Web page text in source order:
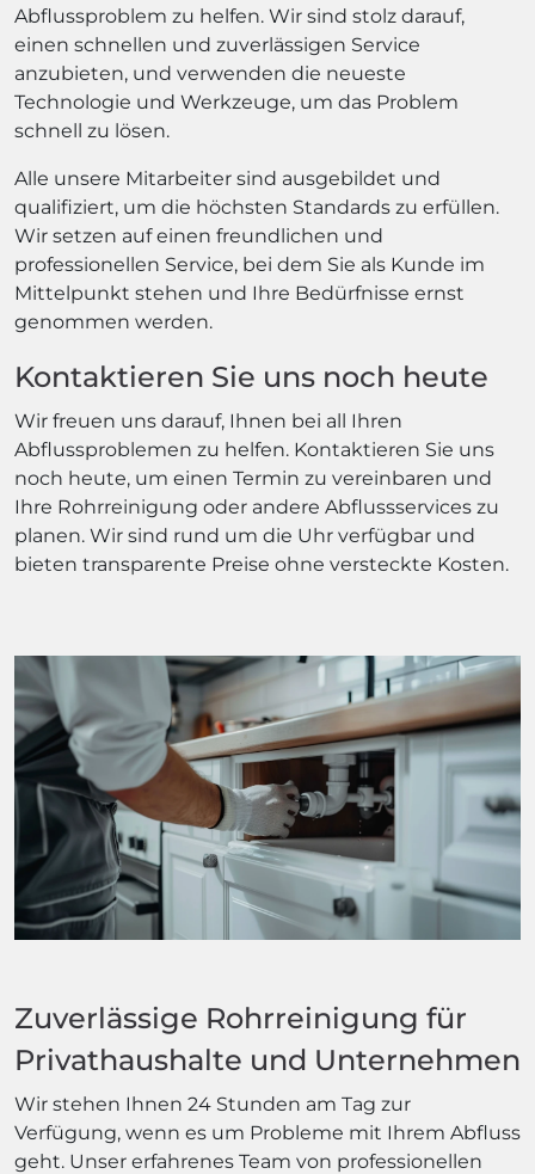
Abflussproblem zu helfen. Wir sind stolz darauf,
einen schnellen und zuverlässigen Service
anzubieten, und verwenden die neueste
Technologie und Werkzeuge, um das Problem
schnell zu lösen.
Alle unsere Mitarbeiter sind ausgebildet und
qualifiziert, um die höchsten Standards zu erfüllen.
Wir setzen auf einen freundlichen und
professionellen Service, bei dem Sie als Kunde im
Mittelpunkt stehen und Ihre Bedürfnisse ernst
genommen werden.
Kontaktieren Sie uns noch heute
Wir freuen uns darauf, Ihnen bei all Ihren
Abflussproblemen zu helfen. Kontaktieren Sie uns
noch heute, um einen Termin zu vereinbaren und
Ihre Rohrreinigung oder andere Abflussservices zu
planen. Wir sind rund um die Uhr verfügbar und
bieten transparente Preise ohne versteckte Kosten.
Zuverlässige Rohrreinigung für
Privathaushalte und Unternehmen
Wir stehen Ihnen 24 Stunden am Tag zur
Verfügung, wenn es um Probleme mit Ihrem Abfluss
geht. Unser erfahrenes Team von professionellen